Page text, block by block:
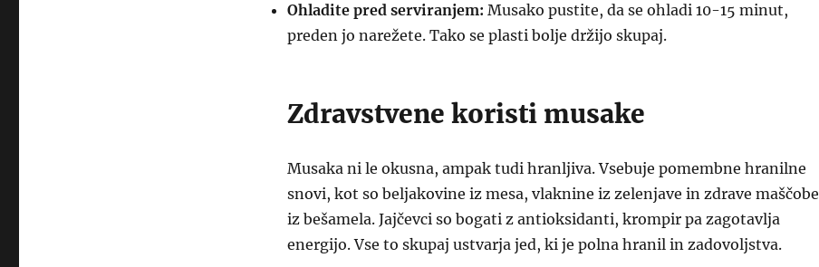
Ohladite pred serviranjem: Musako pustite, da se ohladi 10-15 minut,
preden jo narežete. Tako se plasti bolje držijo skupaj.
Zdravstvene koristi musake
Musaka ni le okusna, ampak tudi hranljiva. Vsebuje pomembne hranilne
snovi, kot so beljakovine iz mesa, vlaknine iz zelenjave in zdrave maščobe
iz bešamela. Jajčevci so bogati z antioksidanti, krompir pa zagotavlja
energijo. Vse to skupaj ustvarja jed, ki je polna hranil in zadovoljstva.